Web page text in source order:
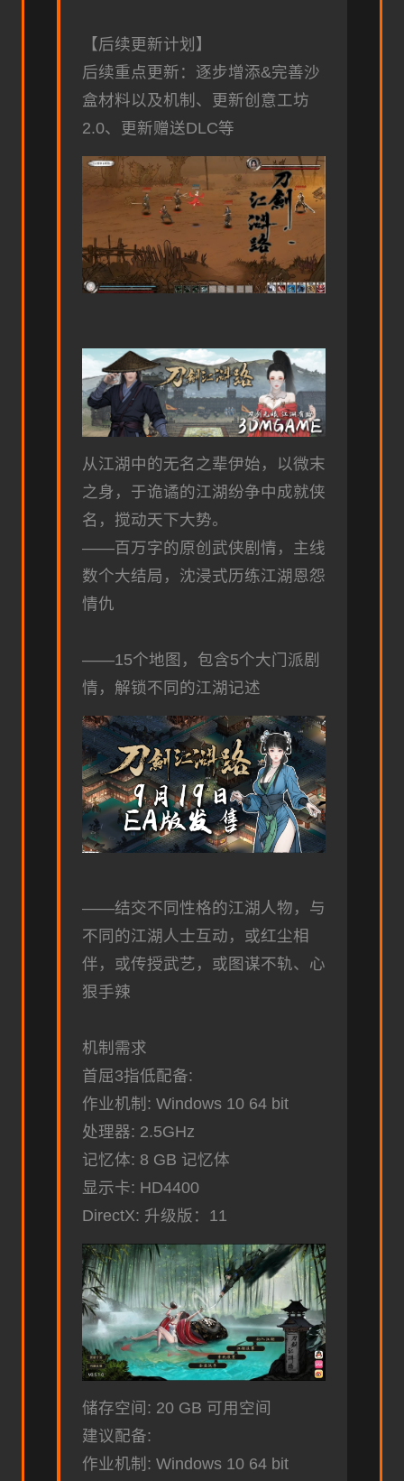
【后续更新计划】
后续重点更新：逐步增添&完善沙
盒材料以及机制、更新创意工坊
2.0、更新赠送DLC等
从江湖中的无名之辈伊始，以微末
之身，于诡谲的江湖纷争中成就侠
名，搅动天下大势。
——百万字的原创武侠剧情，主线
数个大结局，沈浸式历练江湖恩怨
情仇
——15个地图，包含5个大门派剧
情，解锁不同的江湖记述
——结交不同性格的江湖人物，与
不同的江湖人士互动，或红尘相
伴，或传授武艺，或图谋不轨、心
狠手辣
机制需求
首屈3指低配备:
作业机制: Windows 10 64 bit
处理器: 2.5GHz
记忆体: 8 GB 记忆体
显示卡: HD4400
DirectX: 升级版：11
储存空间: 20 GB 可用空间
建议配备:
作业机制: Windows 10 64 bit